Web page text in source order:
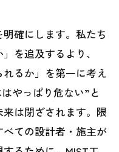
確にします。私たち
を追及するより、
れるか」を第一に考え
やっぱり危ない”と
は閉ざされます。隈
ての設計者・施主が